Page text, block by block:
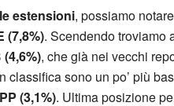
estensioni, possiamo
(7,8%). Scendendo troviamo
, che già nei vecchi
classifica sono un po’ più
(3,1%). Ultima posizione